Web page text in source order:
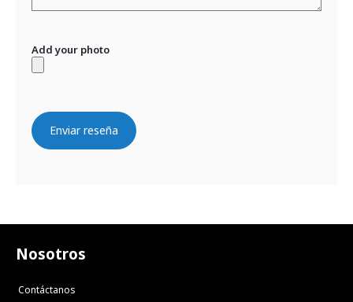
Add your photo
Enviar reseña
Nosotros
Contáctanos